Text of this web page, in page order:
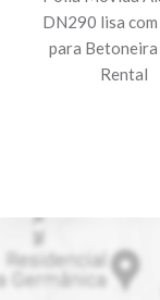
DN290 lisa com
para
Rental